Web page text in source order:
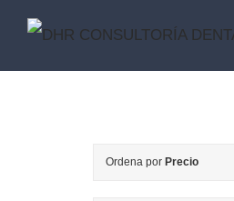
Saltar
Ordena por Precio